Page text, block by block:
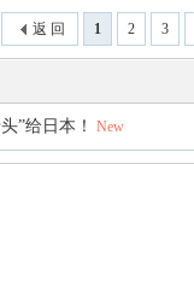
索
1 2 3
返 回
”给日本！ New